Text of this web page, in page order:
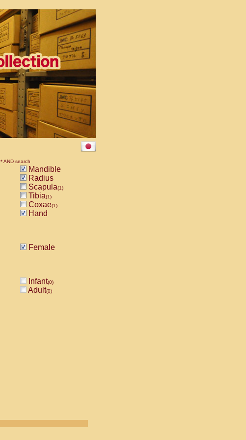
* AND search
Mandible
Radius
Scapula(1)
Tibia(1)
Coxae(1)
Hand
Female
Infant(0)
Adult(0)